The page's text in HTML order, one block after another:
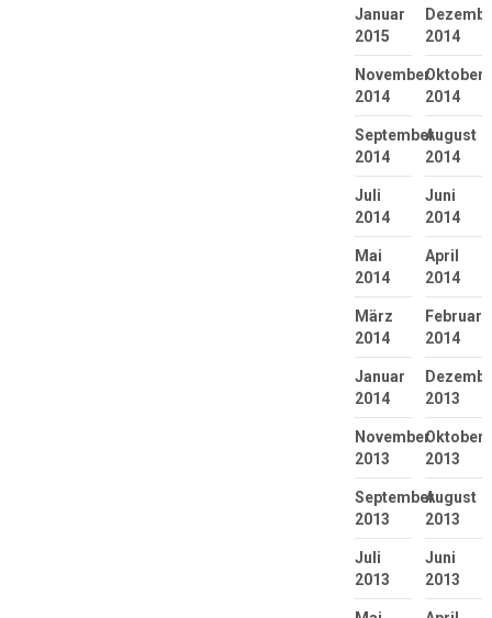
Januar
2015
2014
November
2014
Oktober
2014
September
2014
August
2014
Juli
2014
Juni
2014
Mai
2014
April
2014
März
2014
Februar
2014
Januar
2014
2013
November
2013
Oktober
2013
September
2013
August
2013
Juli
2013
Juni
2013